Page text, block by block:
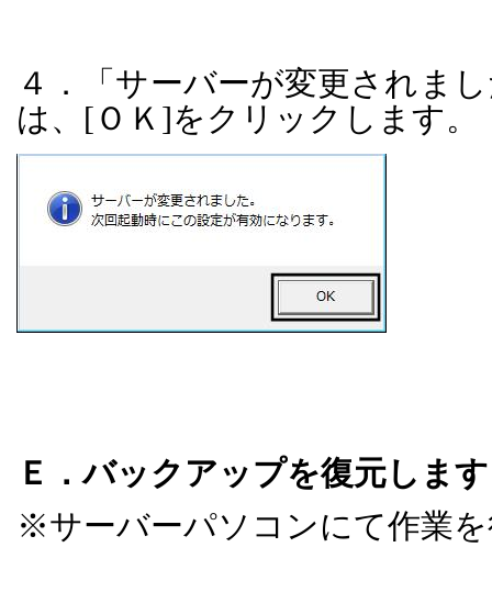
４．「サーバーが変更されま
は、 [ ＯＫ ]をクリックします。
Ｅ．バックアップを復元します
※サーバーパソコンにて作業